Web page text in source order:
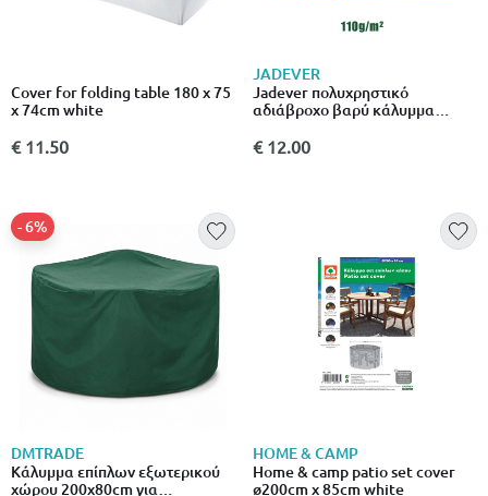
Cover for folding table 180 x 75
x 74cm white
€ 11.50
JADEVER
Jadever πολυχρηστικό
αδιάβροχο βαρύ κάλυμμα
επένδυση & αλουμινένιους
€ 12.00
DMTRADE
Κάλυμμα επίπλων εξωτερικού
χώρου 200x80cm για
- 6%
HOME & CAMP
Home & camp patio set cover
ø200cm x 85cm white